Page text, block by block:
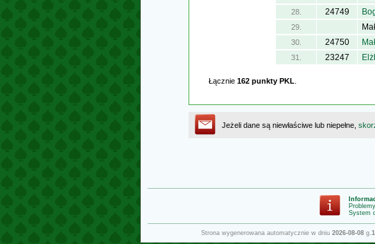
28.
24749
29.
30.
24750
31.
23247
Łącznie 162 punkty PKL
Jeżeli dane są niewłaściwe lub niepełne,
System
Strona wygenerowana automatycznie w dniu 2026-08-08g.